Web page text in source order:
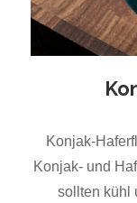
Konjak-
Konjak- und
sollten kühl